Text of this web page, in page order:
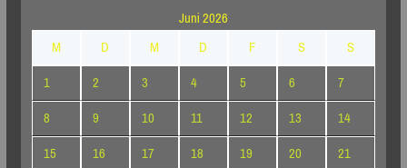
Juni 2026
M
D M D F S
S
1
2 3 4 5 6
7
8
9 10 11 12 13
14
15
16 17 18 19 20
21